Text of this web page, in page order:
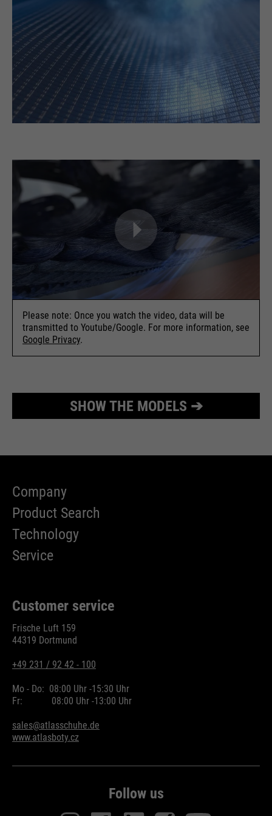
purpose
Administratoren relevant).
Name
be_typo_user
providers
TYPO3
Ende der Sitzung
Dieser Cookie teilt der Webseite
mit, ob ein Besucher im Typo3-
Backend angemeldet ist und die
Rechte besitzt diese zu verwalten.
Name
cookie_optin
providers
Sgalinski
running
1 Monat
Speichert den Zustimmungsstatus
des Benutzers für Cookies auf der
aktuellen Domäne.
Please note: Once you watch the video, data will be
transmitted to Youtube/Google. For more information, see
Google Privacy.
SHOW THE MODELS ➔
Company
Product Search
Technology
Service
Customer service
Frische Luft 159
44319 Dortmund
+49 231 / 92 42 - 100
Mo - Do: 08:00 Uhr -15:30 Uhr
Fr:
08:00 Uhr -13:00 Uhr
sales@atlasschuhe.de
www.atlasboty.cz
Follow us